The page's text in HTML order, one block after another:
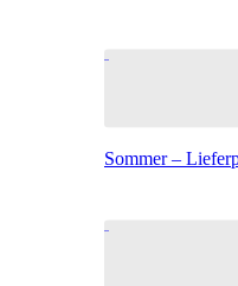
Sommer –